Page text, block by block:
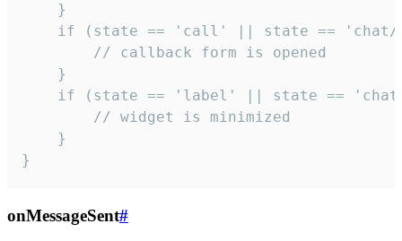
    }
if (state == 'call' || state ==
        // callback form is opened
    }
if (state == 'label' || state ==
        // widget is minimized
    }
}
onMessageSent#